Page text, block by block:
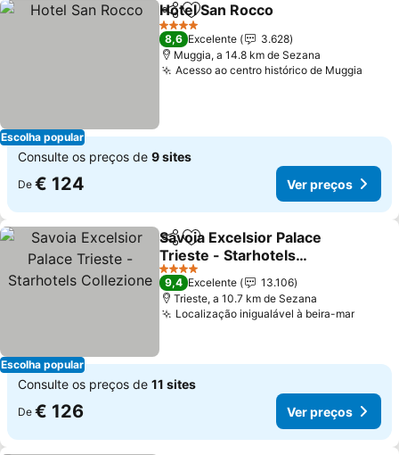
Escolha popular
PartilharAdicionar aos favoritos
Hotel San Rocco
4 Estrelas
8,6 Excelente
3.628
Muggia, a 14.8 km de Sezana
Acesso ao centro histórico de Muggia
Consulte os preços de 9 sites
De € 124 Ver preços
Escolha popular
PartilharAdicionar aos favoritos
Savoia Excelsior Palace
Trieste - Starhotels
Collezione
4 Estrelas
9,4 Excelente
13.106
Trieste, a 10.7 km de Sezana
Localização inigualável à beira-mar
Consulte os preços de 11 sites
De € 126 Ver preços